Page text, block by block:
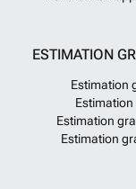
ESTIMATION
Estimation
Estimation
Estimation